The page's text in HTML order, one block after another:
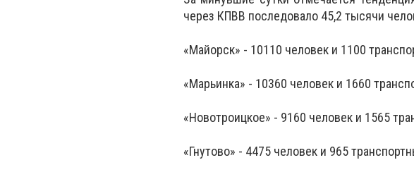
через КПВВ последовало 45,2 тысячи
«Майорск» - 10110 человек и 1100
«Марьинка» - 10360 человек и 1660
«Новотроицкое» - 9160 человек и 1565
«Гнутово» - 4475 человек и 965